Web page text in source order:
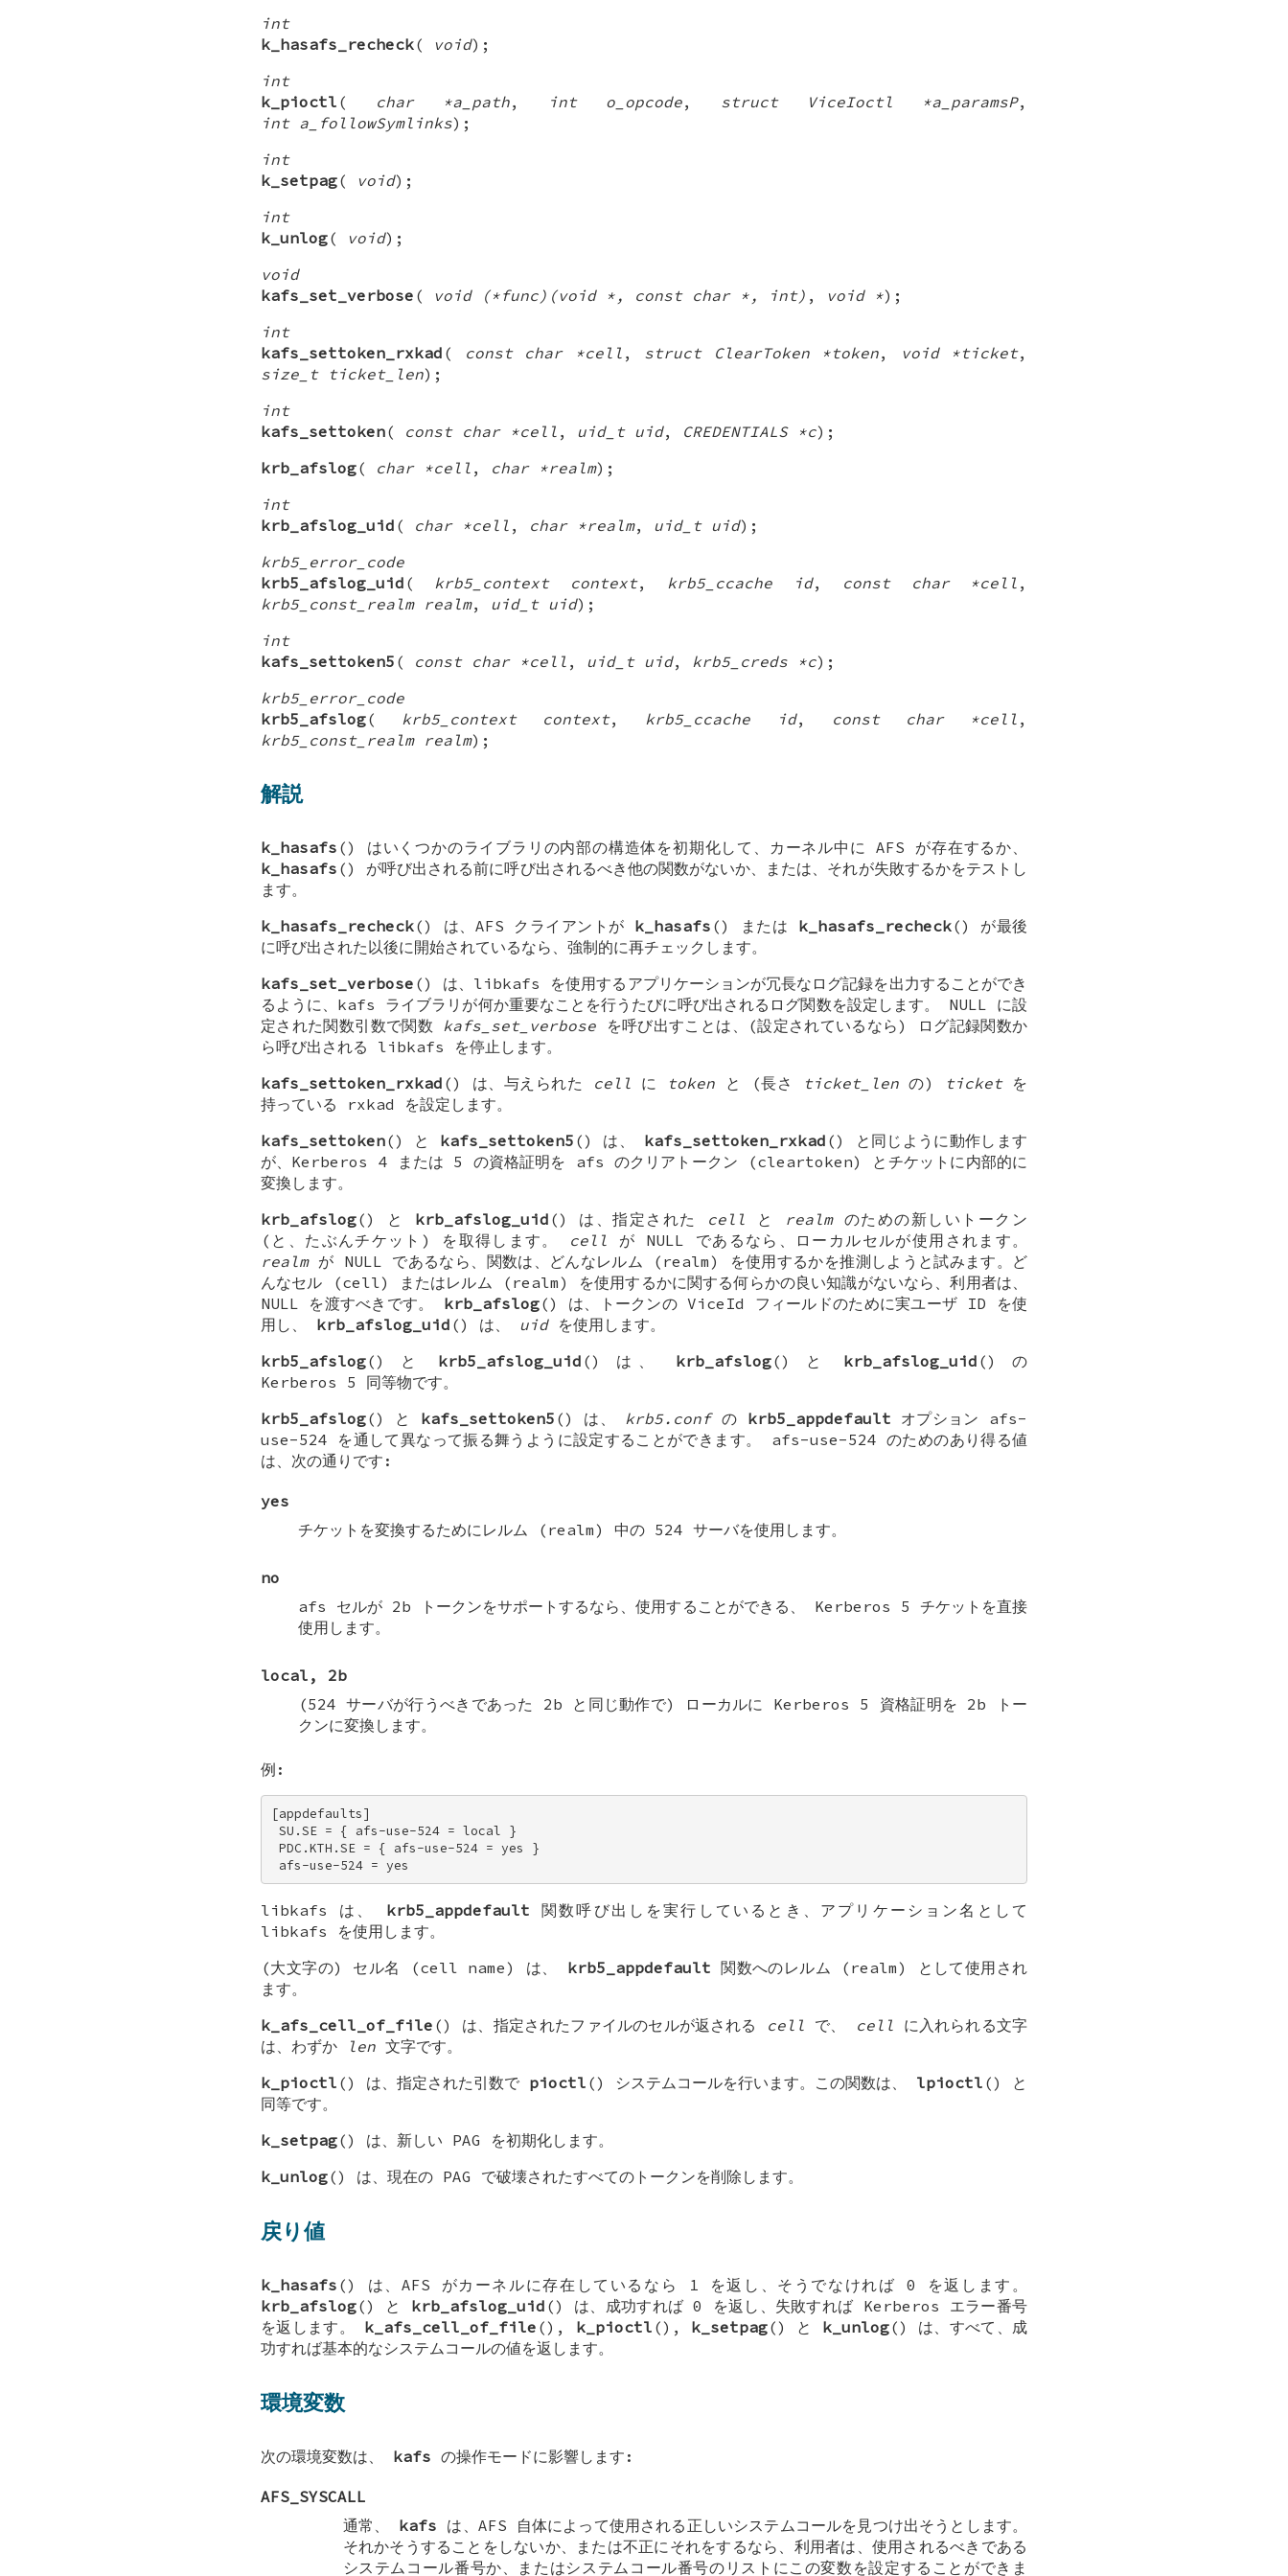
int
k_hasafs_recheck( void);
int
k_pioctl ( char *a_path, int o_opcode, struct ViceIoctl *a_paramsP,
int a_followSymlinks);
int
k_setpag( void);
int
k_unlog( void);
void
kafs_set_verbose ( void (*func)(void *, const char *, int) , void *);
int
kafs_settoken_rxkad ( const char *cell , struct ClearToken *token, void *ticket,
size_t ticket_len);
int
kafs_settoken( const char *cell , uid_t uid, CREDENTIALS *c);
krb_afslog( char *cell , char *realm);
int
krb_afslog_uid ( char *cell , char *realm, uid_t uid);
krb5_error_code
krb5_afslog_uid ( krb5_context context, krb5_ccache id, const char *cell ,
krb5_const_realm realm, uid_t uid);
int
kafs_settoken5 ( const char *cell , uid_t uid, krb5_creds *c);
krb5_error_code
krb5_afslog( krb5_context context, krb5_ccache id, const char *cell ,
krb5_const_realm realm);
解説
k_hasafs () はいくつかのライブラリの内部の構造体を初期化して、カーネル中に AFS が存在するか、
k_hasafs () が呼び出される前に呼び出されるべき他の関数がないか、または、それが失敗するかをテストし
ます。
k_hasafs_recheck() は、AFS クライアントが k_hasafs () または k_hasafs_recheck() が最後
に呼び出された以後に開始されているなら、強制的に再チェックします。
kafs_set_verbose () は、libkafs を使用するアプリケーションが冗長なログ記録を出力することができ
るように、kafs ライブラリが何か重要なことを行うたびに呼び出されるログ関数を設定します。 NULL に設
定された関数引数で関数 kafs_set_verbose を呼び出すことは、(設定されているなら) ログ記録関数か
ら呼び出される libkafs を停止します。
kafs_settoken_rxkad () は、与えられた cell に token と (長さ ticket_lenの) ticketを
持っている rxkad を設定します。
kafs_settoken() と kafs_settoken5 () は、 kafs_settoken_rxkad () と同じように動作します
が、Kerberos 4 または 5 の資格証明を afs のクリアトークン (cleartoken) とチケットに内部的に
変換します。
krb_afslog() と krb_afslog_uid () は、指定された cell と realmのための新しいトークン
(と、たぶんチケット) を取得します。 cell が NULL であるなら、ローカルセルが使用されます。
realmが NULL であるなら、関数は、どんなレルム (realm) を使用するかを推測しようと試みます。ど
んなセル (cell) またはレルム (realm) を使用するかに関する何らかの良い知識がないなら、利用者は、
NULL を渡すべきです。 krb_afslog() は、トークンのViceId
フィールドのために実ユーザ ID を使
用し、 krb_afslog_uid () は、 uidを使用します。
krb5_afslog() と krb5_afslog_uid () は、 krb_afslog() と krb_afslog_uid () の
Kerberos 5 同等物です。
krb5_afslog() と kafs_settoken5 () は、 krb5.confの krb5_appdefault オプション afs-
use-524 を通して異なって振る舞うように設定することができます。 afs-use-524 のためのあり得る値
は、次の通りです:
yes
チケットを変換するためにレルム (realm) 中の 524 サーバを使用します。
no
afs セルが 2b トークンをサポートするなら、使用することができる、 Kerberos 5 チケットを直接
使用します。
local, 2b
(524 サーバが行うべきであった 2b と同じ動作で) ローカルに Kerberos 5 資格証明を 2b トー
クンに変換します。
例:
[appdefaults]
SU.SE = { afs-use-524 = local }
PDC.KTH.SE = { afs-use-524 = yes }
afs-use-524 = yes
libkafs は、 krb5_appdefault 関数呼び出しを実行しているとき、アプリケーション名として
libkafs を使用します。
(大文字の) セル名 (cell name) は、 krb5_appdefault 関数へのレルム (realm) として使用され
ます。
k_afs_cell_of_file () は、指定されたファイルのセルが返される cell で、 cell に入れられる文字
は、わずか
len 文字です。
k_pioctl () は、指定された引数で pioctl () システムコールを行います。この関数は、 lpioctl () と
同等です。
k_setpag() は、新しい PAG を初期化します。
k_unlog() は、現在の PAG で破壊されたすべてのトークンを削除します。
戻り値
k_hasafs () は、AFS がカーネルに存在しているなら 1 を返し、そうでなければ 0 を返します。
krb_afslog() と krb_afslog_uid () は、成功すれば 0 を返し、失敗すれば Kerberos エラー番号
を返します。 k_afs_cell_of_file (), k_pioctl (), k_setpag() と k_unlog() は、すべて、成
功すれば基本的なシステムコールの値を返します。
環境変数
次の環境変数は、 kafs の操作モードに影響します:
AFS_SYSCALL
通常、 kafs は、AFS 自体によって使用される正しいシステムコールを見つけ出そうとします。
それかそうすることをしないか、または不正にそれをするなら、利用者は、使用されるべきである
システムコール番号か、またはシステムコール番号のリストにこの変数を設定することができま